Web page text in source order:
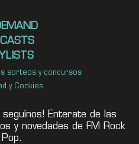
sorteos y concursos
y Cookies
Enterate de las
y novedades de FM Rock